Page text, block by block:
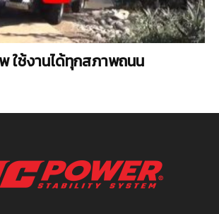
ใช้งานได้ทุกสภาพถนน